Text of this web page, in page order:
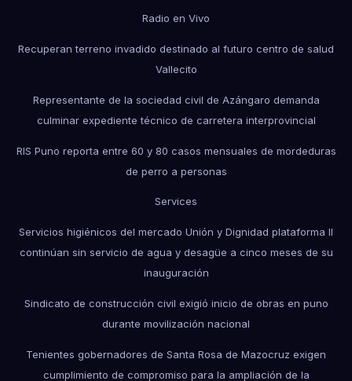
Radio en Vivo
Recuperan terreno invadido destinado al futuro centro de salud
Vallecito
Representante de la sociedad civil de Azángaro demanda
culminar expediente técnico de carretera interprovincial
RIS Puno reporta entre 60 y 80 casos mensuales de mordeduras
de perro a personas
Services
Servicios higiénicos del mercado Unión y Dignidad plataforma II
continúan sin servicio de agua y desagüe a cinco meses de su
inauguración
Sindicato de construcción civil exigió inicio de obras en puno
durante movilización nacional
Tenientes gobernadores de Santa Rosa de Mazocruz exigen
cumplimiento de compromiso para la ampliación de la